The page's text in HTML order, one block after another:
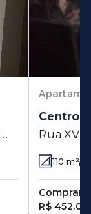
Centro
Rua XV
110 m²
Comprar:
R$